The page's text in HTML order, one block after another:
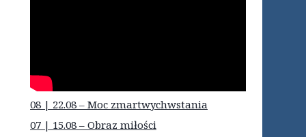
08 | 22.08 – Moc zmartwychwstania
07 | 15.08 – Obraz miłości